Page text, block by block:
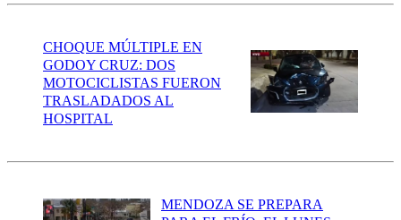
CHOQUE MÚLTIPLE EN
GODOY CRUZ: DOS
MOTOCICLISTAS FUERON
TRASLADADOS AL
HOSPITAL
MENDOZA SE PREPARA